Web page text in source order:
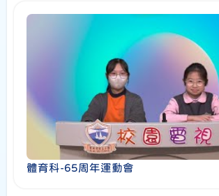
體育科-65周年運動會